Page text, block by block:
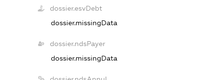
dossier.esvDebt
dossier.missingData
dossier.ndsPayer
dossier.missingData